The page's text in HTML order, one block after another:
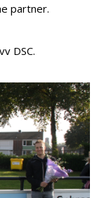
partner.
DSC.